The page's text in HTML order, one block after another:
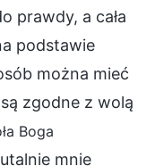
prawdy, a cała
podstawie
można mieć
zgodne z wolą
Boga
mnie